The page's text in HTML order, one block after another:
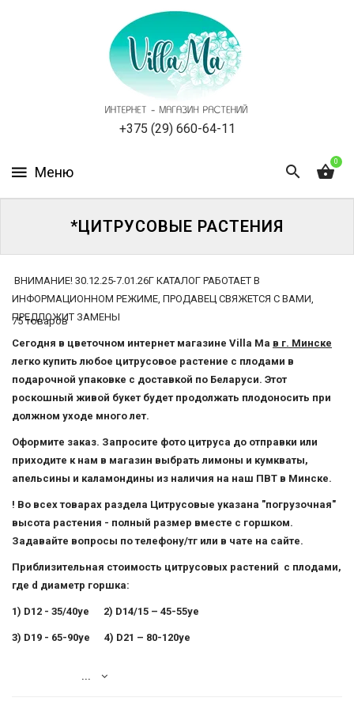
+375 (29) 660-64-11
0
НОВОСТИ,
АКЦИИ
УСЛУГИ
ОДНОЛЕТНИЕ
-
ПАРОЛЬ?
*ЦИТРУСОВЫЕ РАСТЕНИЯ
Каталог
Жёлто-
плодные
цитрусы,
лимоны
Оранжево-
плодные
цитрусы,
мандарины
ВНИМАНИЕ! 30.12.25-7.01.26Г КАТАЛОГ РАБОТАЕТ В
ИНФОРМАЦИОННОМ РЕЖИМЕ, ПРОДАВЕЦ СВЯЖЕТСЯ С ВАМИ,
ПРЕДЛОЖИТ ЗАМЕНЫ
Сегодня в цветочном интернет магазине Villa Ma в г. Минске
легко купить любое цитрусовое растение с плодами в
подарочной упаковке с доставкой по Беларуси. Этот
роскошный живой букет будет продолжать плодоносить при
должном уходе много лет.
Оформите заказ. Запросите фото цитруса до отправки или
приходите к нам в магазин выбрать лимоны и кумкваты,
апельсины и каламондины из наличия на наш ПВТ в Минске.
! Во всех товарах раздела Цитрусовые указана "погрузочная"
высота растения - полный размер вместе с горшком.
Задавайте вопросы по телефону/тг или в чате на сайте.
Приблизительная стоимость цитрусовых растений с плодами,
где d диаметр горшка:
1) D12 - 35/40уе 2) D14/15 – 45-55уе
3) D19 - 65-90уе 4) D21 – 80-120уе
...
75 товаров